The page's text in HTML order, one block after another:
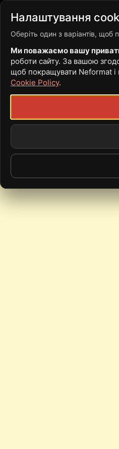
Налаштування
Оберіть один з варіантів, щоб
Ми поважаємо вашу
роботи сайту. За вашою
щоб покращувати Neformat і
Cookie Policy.